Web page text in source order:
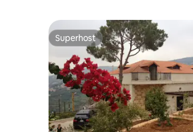
Superhost
Superhost